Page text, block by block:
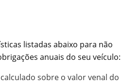
listadas abaixo para não
anuais do seu veículo:
sobre o valor venal do